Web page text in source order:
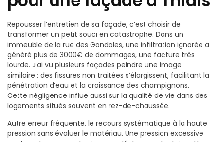
Repousser l’entretien de sa façade, c’est choisir de
transformer un petit souci en catastrophe. Dans un
immeuble de la rue des Gondoles, une infiltration ignorée a
généré plus de 3000€ de dommages, une facture très
lourde. J’ai vu plusieurs façades peindre une image
similaire : des fissures non traitées s’élargissent, facilitant la
pénétration d’eau et la croissance des champignons.
Cette négligence influe aussi sur la qualité de vie dans des
logements situés souvent en rez-de-chaussée.
Autre erreur fréquente, le recours systématique à la haute
pression sans évaluer le matériau. Une pression excessive